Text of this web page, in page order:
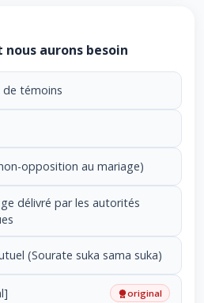
aurons besoin
témoins
opposition au mariage)
délivré par les autorités
(Sourate suka sama suka)
original